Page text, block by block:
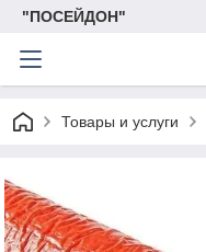
"ПОСЕЙДОН"
Товары и услуги